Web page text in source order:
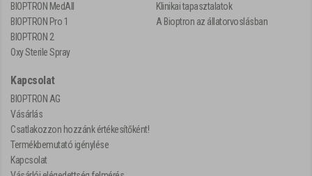
BIOPTRON MedAll
BIOPTRON Pro 1
BIOPTRON 2
Oxy Sterile Spray
Klinikai tapasztalatok
A Bioptron az állatorvoslásban
Kapcsolat
BIOPTRON AG
Vásárlás
Csatlakozzon hozzánk értékesítőként!
Termékbemutató igénylése
Kapcsolat